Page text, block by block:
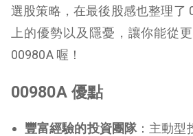
選股策略，在最後股感也整理了
上的優勢以及隱憂，讓你能從
00980A 喔！
00980A 優點
豐富經驗的投資團隊：主動型